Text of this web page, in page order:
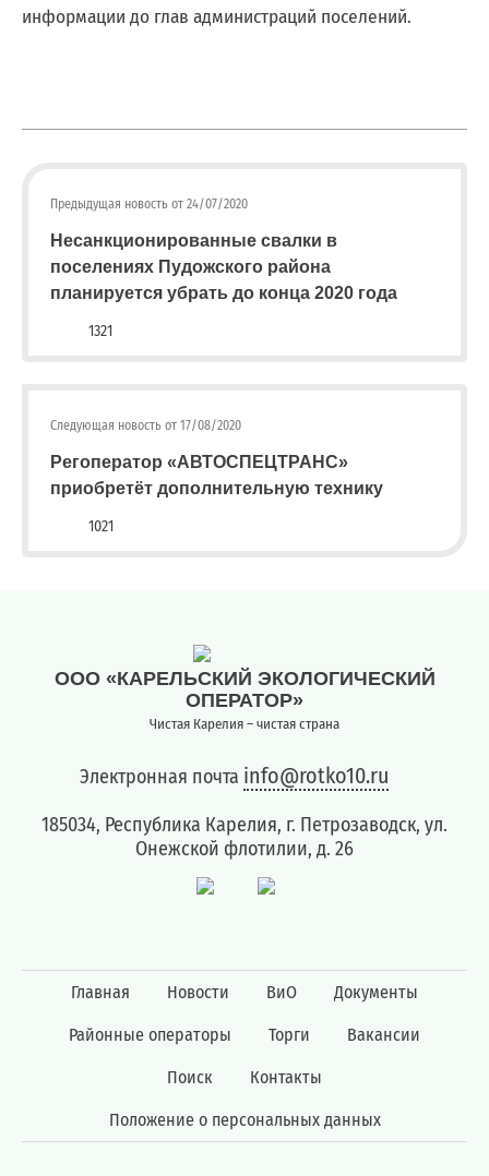
(или
указанному
части
(8142)
20:00)
информации до глав администраций поселений.
Предыдущая новость от 24/07/2020
Несанкционированные свалки в
поселениях Пудожского района
планируется убрать до конца 2020 года
1321
Следующая новость от 17/08/2020
Регоператор «АВТОСПЕЦТРАНС»
приобретёт дополнительную технику
1021
ООО «КАРЕЛЬСКИЙ ЭКОЛОГИЧЕСКИЙ
ОПЕРАТОР»
Чистая Карелия – чистая страна
Электронная почта info@rotko10.ru
185034, Республика Карелия, г. Петрозаводск, ул.
Онежской флотилии, д. 26
Главная Новости ВиО Документы
Районные операторы Торги Вакансии
Поиск Контакты
Положение о персональных данных